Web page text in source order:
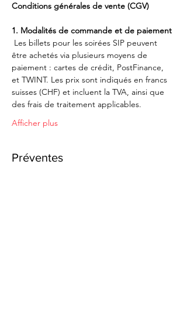
Conditions générales de vente (CGV)
1. Modalités de commande et de paiement
Les billets pour les soirées SIP peuvent
être achetés via plusieurs moyens de
paiement : cartes de crédit, PostFinance,
et TWINT. Les prix sont indiqués en francs
suisses (CHF) et incluent la TVA, ainsi que
des frais de traitement applicables.
Afficher plus
Préventes